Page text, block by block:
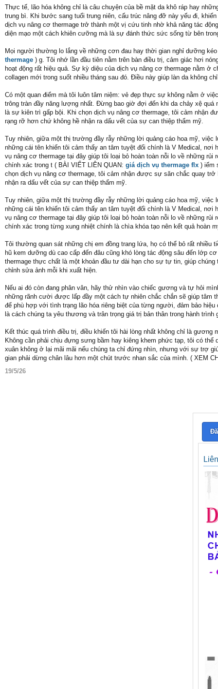
Thực tế, lão hóa không chỉ là câu chuyện của bề mặt da khô ráp hay
trung bì. Khi bước sang tuổi trung niên, cấu trúc nâng đỡ này yếu đi,
dịch vụ nâng cơ thermage trở thành một vị cứu tinh nhờ khả năng tác
diện mạo một cách khiên cưỡng mà là sự đánh thức sức sống từ bên
Mọi người thường lo lắng về những cơn đau hay thời gian nghỉ dưỡng
thermage ) g. Tôi nhớ lần đầu tiên nằm trên bàn điều trị, cảm giác hơi
hoạt động rất hiệu quả. Sự kỳ diệu của dịch vụ nâng cơ thermage nằm
collagen mới trong suốt nhiều tháng sau đó. Điều này giúp làn da không
Có một quan điểm mà tôi luôn tâm niệm: vẻ đẹp thực sự không nằm ở
trông tràn đầy năng lượng nhất. Đừng bao giờ đợi đến khi da chảy xệ
là sự kiên trì gấp bội. Khi chọn dịch vụ nâng cơ thermage, tôi cảm nhận
rạng rỡ hơn chứ không hề nhận ra dấu vết của sự can thiệp thẩm mỹ.
Tuy nhiên, giữa một thị trường đầy rẫy những lời quảng cáo hoa mỹ,
những cái tên khiến tôi cảm thấy an tâm tuyệt đối chính là V Medical, nơi
vụ nâng cơ thermage tại đây giúp tôi loại bỏ hoàn toàn nỗi lo về những
chính xác trong t ( BÀI VIẾT LIÊN QUAN: giá dịch vụ thermage flx ) iếm
chọn dịch vụ nâng cơ thermage, tôi cảm nhận được sự săn chắc quay
nhận ra dấu vết của sự can thiệp thẩm mỹ.
Tuy nhiên, giữa một thị trường đầy rẫy những lời quảng cáo hoa mỹ,
những cái tên khiến tôi cảm thấy an tâm tuyệt đối chính là V Medical, nơi
vụ nâng cơ thermage tại đây giúp tôi loại bỏ hoàn toàn nỗi lo về những
chính xác trong từng xung nhiệt chính là chìa khóa tạo nên kết quả hoàn
Tôi thường quan sát những chị em đồng trang lứa, họ có thể bỏ rất nhiều
hũ kem dưỡng dù cao cấp đến đâu cũng khó lòng tác động sâu đến lớp
thermage thực chất là một khoản đầu tư dài hạn cho sự tự tin, giúp
chỉnh sửa ảnh mỗi khi xuất hiện.
Nếu ai đó còn đang phân vân, hãy thử nhìn vào chiếc gương và tự hỏi
những rãnh cười được lấp đầy một cách tự nhiên chắc chắn sẽ giúp tâm
để phù hợp với tình trạng lão hóa riêng biệt của từng người, đảm bảo
là cách chúng ta yêu thương và trân trọng giá trị bản thân trong hành trình
Kết thúc quá trình điều trị, điều khiến tôi hài lòng nhất không chỉ là
Không cần phải chịu đựng sưng bầm hay kiêng khem phức tạp, tôi có
xuân không ở lại mãi mãi nếu chúng ta chỉ đứng nhìn, nhưng với sự trợ
gian phải dừng chân lâu hơn một chút trước nhan sắc của mình. ( XEM
19/5/26